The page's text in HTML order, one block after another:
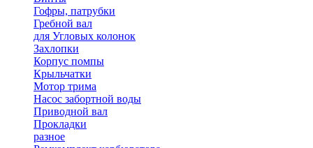
Гофры, патрубки
Гребной вал
для Угловых колонок
Захлопки
Корпус помпы
Крыльчатки
Мотор трима
Насос забортной воды
Приводной вал
Прокладки
разное